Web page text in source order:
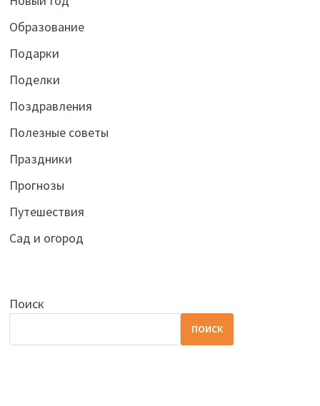
Образование
Подарки
Поделки
Поздравления
Полезные советы
Праздники
Прогнозы
Путешествия
Сад и огород
Поиск
ПОИСК